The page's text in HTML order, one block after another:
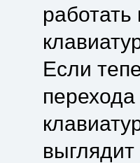
Если
выглядит